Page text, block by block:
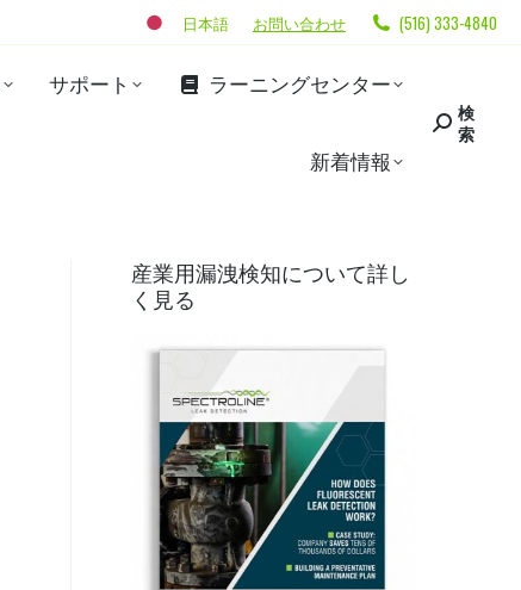
日本語 お問い合わせ (516) 333-4840
サポート ラーニングセンター
新着情報
検
索
産業用漏洩検知について詳し
く見る